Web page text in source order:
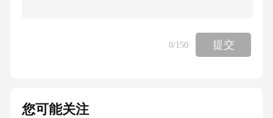
求的重要工具问卷调查01.深入了解潜在客户的
提升产品设计和服务能力优化产品设计增加个
0/150 提交
您可能关注